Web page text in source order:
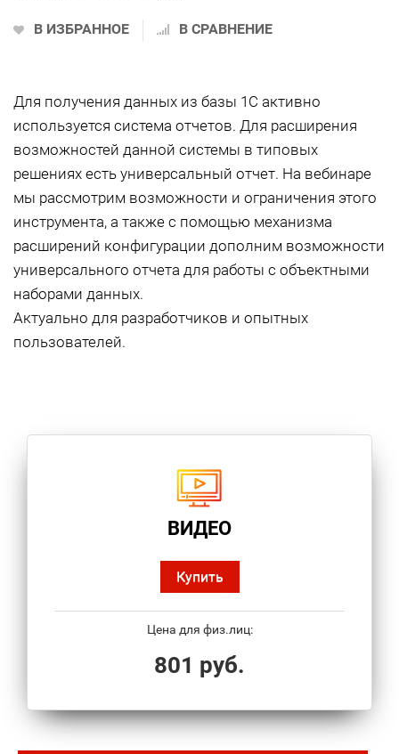
В ИЗБРАННОЕ В СРАВНЕНИЕ
Для получения данных из базы 1С активно
используется система отчетов. Для расширения
возможностей данной системы в типовых
решениях есть универсальный отчет. На вебинаре
мы рассмотрим возможности и ограничения этого
инструмента, а также с помощью механизма
расширений конфигурации дополним возможности
универсального отчета для работы с объектными
наборами данных.
Актуально для разработчиков и опытных
пользователей.
ВИДЕО
Купить
Цена для физ.лиц:
801 руб.